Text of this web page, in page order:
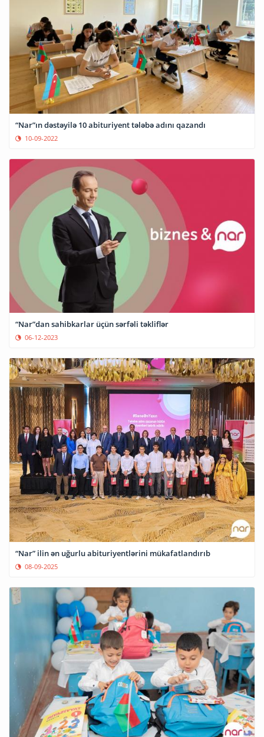
“Nar”ın dəstəyilə 10 abituriyent tələbə adını qazandı
10-09-2022
“Nar”dan sahibkarlar üçün sərfəli təkliflər
06-12-2023
“Nar” ilin ən uğurlu abituriyentlərini mükafatlandırıb
08-09-2025